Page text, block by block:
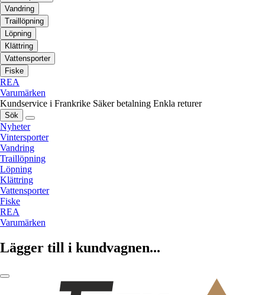
Vandring
Traillöpning
Löpning
Klättring
Vattensporter
Fiske
REA
Varumärken
Kundservice i Frankrike Säker betalning Enkla returer
Sök
Nyheter
Vintersporter
Vandring
Traillöpning
Löpning
Klättring
Vattensporter
Fiske
REA
Varumärken
Lägger till i kundvagnen...